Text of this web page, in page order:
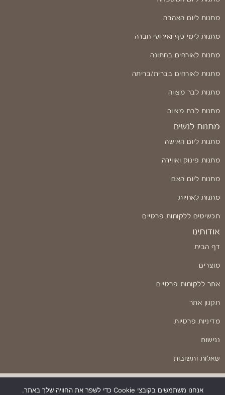
מתנות ליום האהבה
מתנות לימי כיף ואירועי חברה
מתנות לאורחים בחתונה
מתנות לאורחים בברית/בריתה
מתנות לבר מצווה
מתנות לבת מצווה
מתנות לנשים
מתנות ליום האישה
מתנות פינוק ואווירה
מתנות ליום האם
מתנות לאחיות
תכשיטים ללקוחות פרטיים
אודותינו
דף הבית
מוצרים
אתר ללקוחות פרטיים
תקנון אתר
מדיניות פרטיות
נגישות
שאלות ותשובות
אנחנו משתמשים בקובצי Cookie כדי לשפר את החוויה שלך באתר.